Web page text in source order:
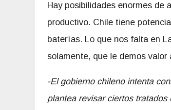
Hay posibilidades enormes
productivo. Chile tiene
baterías. Lo que nos falta en
solamente, que le demos valor
-El gobierno chileno intenta
plantea revisar ciertos